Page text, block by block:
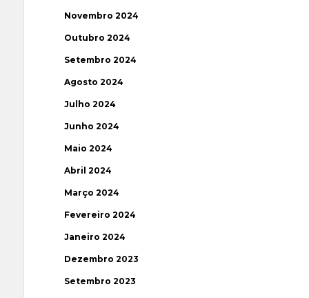
Novembro 2024
Outubro 2024
Setembro 2024
Agosto 2024
Julho 2024
Junho 2024
Maio 2024
Abril 2024
Março 2024
Fevereiro 2024
Janeiro 2024
Dezembro 2023
Setembro 2023